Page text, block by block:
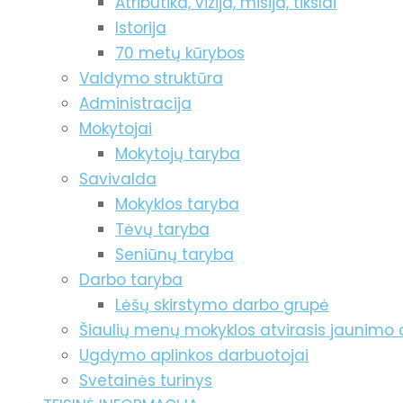
Istorija
70 metų kūrybos
Valdymo struktūra
Administracija
Mokytojai
Mokytojų taryba
Savivalda
Mokyklos taryba
Tėvų taryba
Seniūnų taryba
Darbo taryba
Lėšų skirstymo darbo grupė
Šiaulių menų mokyklos atvirasis jaunimo
Ugdymo aplinkos darbuotojai
Svetainės turinys